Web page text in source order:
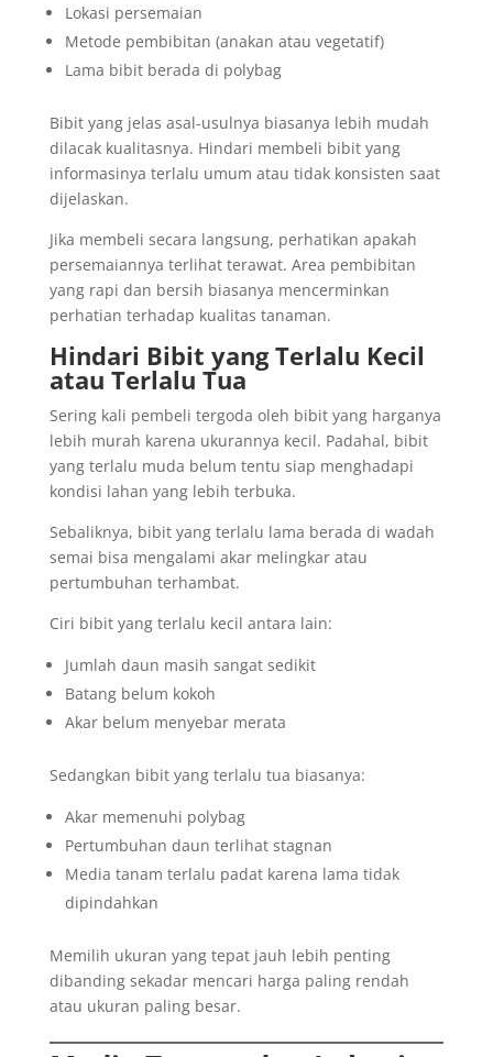
Lokasi persemaian
Metode pembibitan (anakan atau vegetatif)
Lama bibit berada di polybag
Bibit yang jelas asal-usulnya biasanya lebih mudah
dilacak kualitasnya. Hindari membeli bibit yang
informasinya terlalu umum atau tidak konsisten saat
dijelaskan.
Jika membeli secara langsung, perhatikan apakah
persemaiannya terlihat terawat. Area pembibitan
yang rapi dan bersih biasanya mencerminkan
perhatian terhadap kualitas tanaman.
Hindari Bibit yang Terlalu Kecil
atau Terlalu Tua
Sering kali pembeli tergoda oleh bibit yang harganya
lebih murah karena ukurannya kecil. Padahal, bibit
yang terlalu muda belum tentu siap menghadapi
kondisi lahan yang lebih terbuka.
Sebaliknya, bibit yang terlalu lama berada di wadah
semai bisa mengalami akar melingkar atau
pertumbuhan terhambat.
Ciri bibit yang terlalu kecil antara lain:
Jumlah daun masih sangat sedikit
Batang belum kokoh
Akar belum menyebar merata
Sedangkan bibit yang terlalu tua biasanya:
Akar memenuhi polybag
Pertumbuhan daun terlihat stagnan
Media tanam terlalu padat karena lama tidak
dipindahkan
Memilih ukuran yang tepat jauh lebih penting
dibanding sekadar mencari harga paling rendah
atau ukuran paling besar.